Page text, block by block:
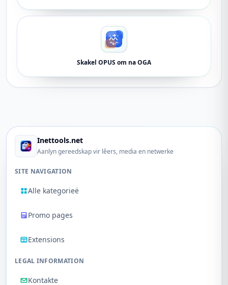
Skakel OPUS om na OGA
Inettools.net
Aanlyn gereedskap vir lêers, media en netwerke
SITE NAVIGATION
Alle kategorieë
Promo pages
Extensions
LEGAL INFORMATION
Kontakte